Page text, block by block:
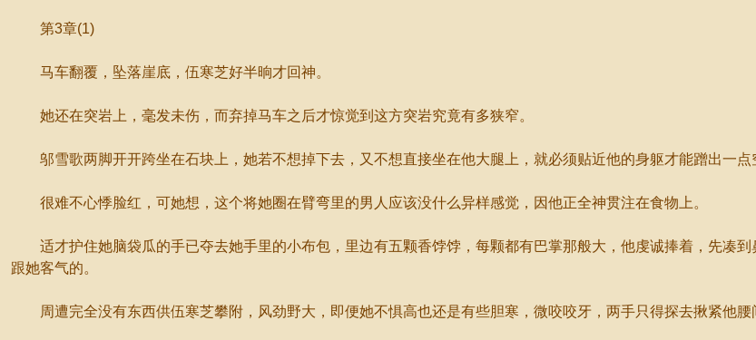
第3章(1)
马车翻覆，坠落崖底，伍寒芝好半晌才回神。
她还在突岩上，毫发未伤，而弃掉马车之后才惊觉到这方突岩究竟有多狭窄。
邬雪歌两脚开开跨坐在石块上，她若不想掉下去，又不想直接坐在他大腿上，就必须贴近他的身躯才能蹭出一点
很难不心悸脸红，可她想，这个将她圈在臂弯里的男人应该没什么异样感觉，因他正全神贯注在食物上。
适才护住她脑袋瓜的手已夺去她手里的小布包，里边有五颗香饽饽，每颗都有巴掌那般大，他虔诚捧着，先凑
跟她客气的。
周遭完全没有东西供伍寒芝攀附，风劲野大，即便她不惧高也还是有些胆寒，微咬咬牙，两手只得探去揪紧他腰